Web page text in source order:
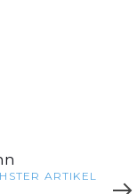
ARTIKEL